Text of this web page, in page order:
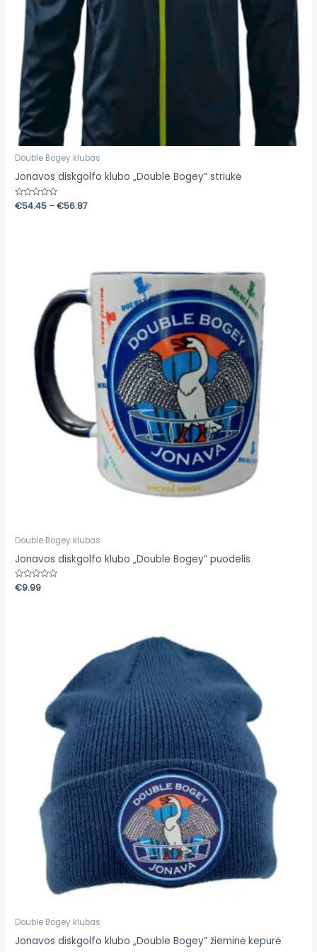
Double Bogey klubas
Jonavos diskgolfo klubo „Double Bogey” striukė
Įvertinimas:
0
€54.45 –€56.87
Double Bogey klubas
Jonavos diskgolfo klubo „Double Bogey” puodelis
Įvertinimas:
0
€9.99
Double Bogey klubas
Jonavos diskgolfo klubo „Double Bogey” žieminė kepurė